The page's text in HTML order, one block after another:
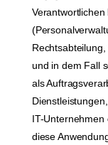
und in dem Fall
als
IT-
diese